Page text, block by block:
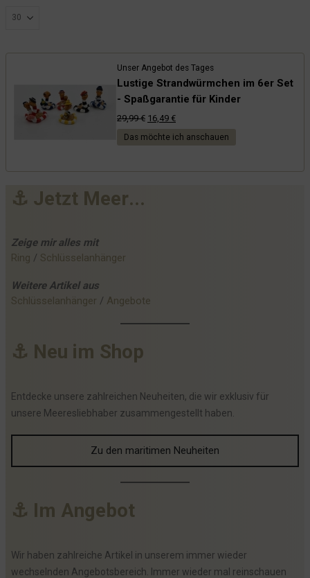
Unser Angebot des Tages
Lustige Strandwürmchen im 6er Set
- Spaßgarantie für Kinder
29,99€ Ursprünglicher
Preis
16,49 €Aktueller
Preis
Das möchte ich anschauen
⚓ Jetzt Meer...
Zeige mir alles mit
Ring / Schlüsselanhänger
Weitere Artikel aus
Schlüsselanhänger / Angebote
⚓ Neu im Shop
Entdecke unsere zahlreichen Neuheiten, die wir exklusiv für
unsere Meeresliebhaber zusammengestellt haben.
Zu den maritimen Neuheiten
⚓ Im Angebot
Wir haben zahlreiche Artikel in unserem immer wieder
wechselnden Angebotsbereich. Immer wieder mal reinschauen